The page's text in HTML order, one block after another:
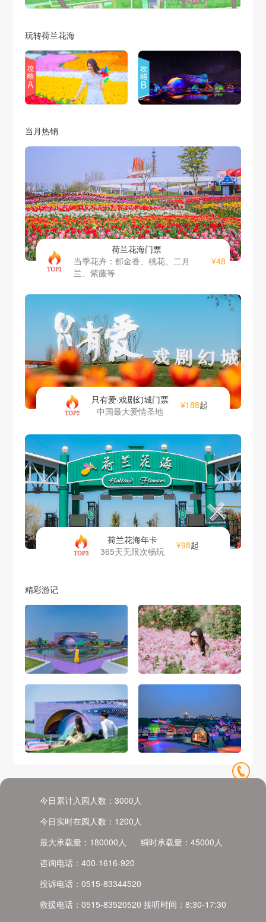
玩转荷兰花海
当月热销
荷兰花海门票
当季花卉：郁金香、桃花、二月
兰、紫藤等
¥48
只有爱·戏剧幻城门票
中国最大爱情圣地
¥188起
荷兰花海年卡
365天无限次畅玩
¥98起
精彩游记
今日累计入园人数： 3000 人
今日实时在园人数： 1200 人
最大承载量： 180000 人 瞬时承载量： 45000 人
咨询电话： 400-1616-920
投诉电话： 0515-83344520
救援电话： 0515-83520520 接听时间： 8:30-17:30